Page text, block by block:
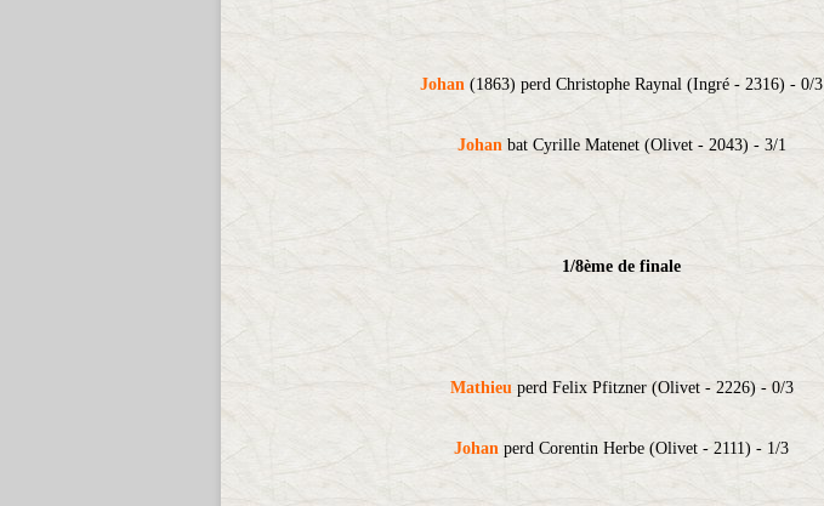
Johan (1863) perd Christophe Raynal (Ingré - 2316) - 0/3
Johanbat Cyrille Matenet (Olivet - 2043) - 3/1
1/8ème de finale
Mathieuperd Felix Pfitzner (Olivet - 2226) - 0/3
Johan perd Corentin Herbe (Olivet - 2111) - 1/3